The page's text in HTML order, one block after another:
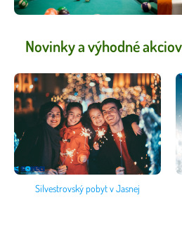
Novinky a výhodné
Silvestrovský pobyt v Jasnej